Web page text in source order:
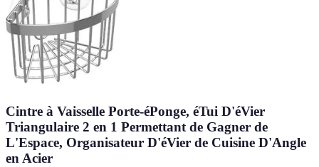
Cintre à Vaisselle Porte-éPonge, éTui D'éVier
Triangulaire 2 en 1 Permettant de Gagner de
L'Espace, Organisateur D'éVier de Cuisine D'Angle
en Acier